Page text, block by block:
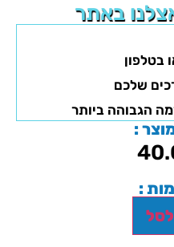
באתר
בטלפון
שלכם
הגבוהה ביותר
:
: